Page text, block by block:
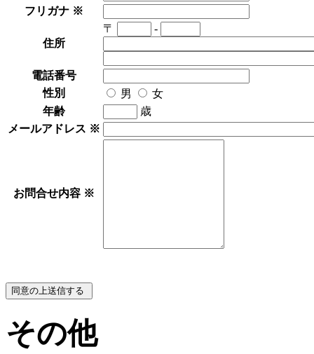
フリガナ ※
住所
〒 -
電話番号
性別
男
女
年齢
歳
メールアドレス ※
お問合せ内容 ※
その他